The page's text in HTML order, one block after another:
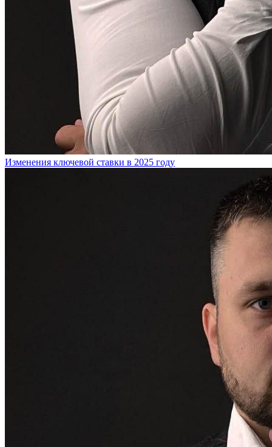
Изменения ключевой ставки в 2025 году